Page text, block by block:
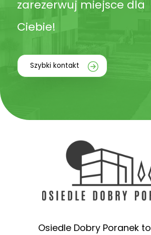
zarezerwuj miejsce dla
Ciebie!
Szybki kontakt
Osiedle Dobry Poranek to